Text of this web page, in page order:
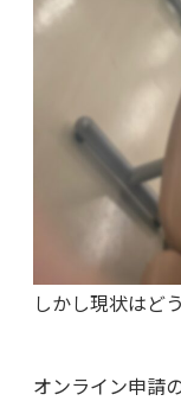
しかし現状はど
オンライン申請